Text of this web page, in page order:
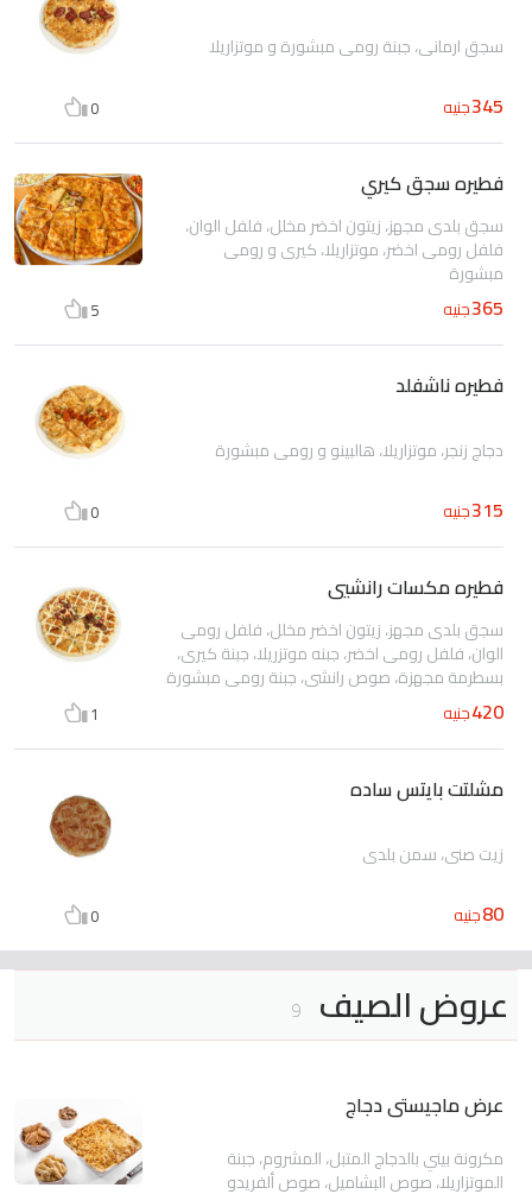
سجق ارماني، جبنة رومى مبشورة و موتزاريلا
345جنيه 0
فطيره سجق كيري
سجق بلدى مجهز، زيتون اخضر مخلل، فلفل الوان،
فلفل رومى اخضر، موتزاريلا، كيرى و رومى
مبشورة
365جنيه 5
فطيره ناشفلد
دجاج زنجر، موتزاريلا، هالبينو و رومى مبشورة
315جنيه 0
فطيره مكسات رانشيي
سجق بلدى مجهز، زيتون اخضر مخلل، فلفل رومى
الوان، فلفل رومى اخضر، جبنه موتزريلا، جبنة كيرى،
بسطرمة مجهزة، صوص رانشى، جبنة رومى مبشورة
420جنيه 1
مشلتت بايتس ساده
زيت صنى، سمن بلدى
80جنيه 0
عروض الصيف 9
عرض ماجيستى دجاج
مكرونة بيني بالدجاج المتبل، المشروم، جبنة
الموتزاريلا، صوص البشاميل، صوص ألفريدو